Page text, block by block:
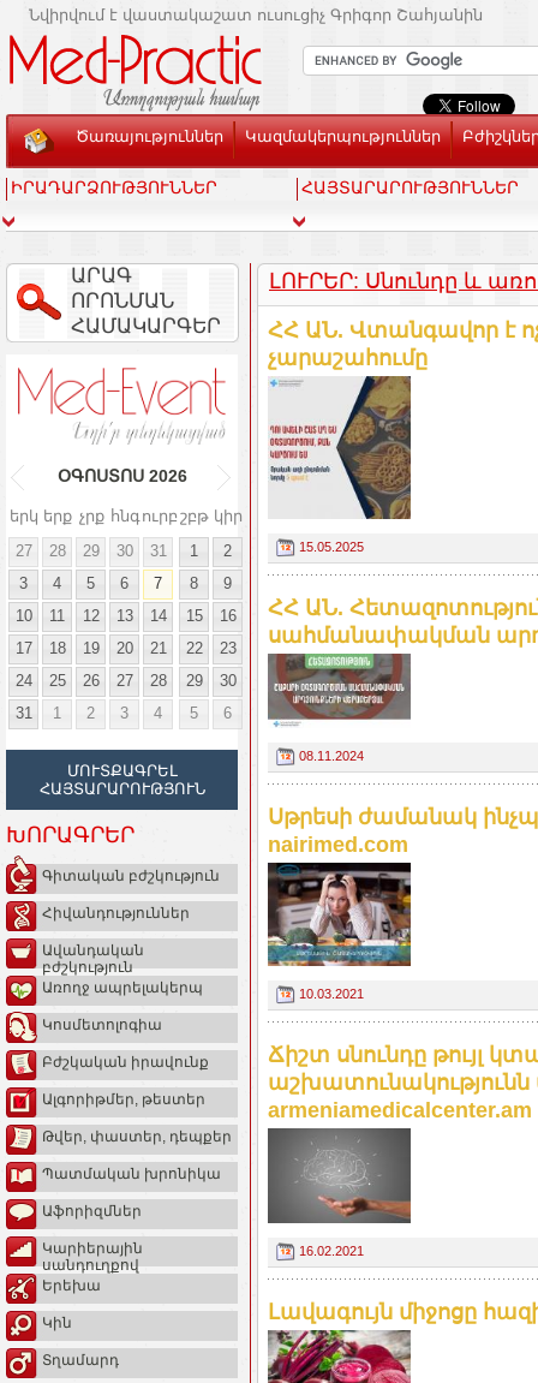
Նվիրվում է վաստակաշատ ուսուցիչ Գրիգոր Շահյանին
Ծառայություններ Կազմակերպություններ
ԻՐԱԴԱՐՁՈՒԹՅՈՒՆՆԵՐ ՀԱՅՏԱՐԱՐՈՒԹՅՈՒՆՆԵՐ
ԱՐԱԳ
ՈՐՈՆՄԱՆ
ՀԱՄԱԿԱՐԳԵՐ
ՕԳՈՍՏՈՍ 2026
երկ երք չրք հնգուրբ շբթ կիր
27
28 29 30 31 1
2
3
4 5 6 7 8
9
10
11 12 13 14 15
16
17
18 19 20 21 22
23
24
25 26 27 28 29
30
31
1 2 3 4 5 6
ՄՈՒՏՔԱԳՐԵԼ
ՀԱՅՏԱՐԱՐՈՒԹՅՈՒՆ
ԽՈՐԱԳՐԵՐ
Գիտական բժշկություն
Հիվանդություններ
Ավանդական
բժշկություն
Առողջ ապրելակերպ
Կոսմետոլոգիա
Բժշկական իրավունք
Ալգորիթմեր, թեստեր
Թվեր, փաստեր, դեպքեր
Պատմական խրոնիկա
Աֆորիզմներ
Կարիերային
սանդուղքով
Երեխա
Կին
Տղամարդ
ԼՈՒՐԵՐ: Սնունդը և
ՀՀ ԱՆ. Վտանգավոր է
չարաշահումը
15.05.2025
ՀՀ ԱՆ.
սահմանափակման
08.11.2024
Սթրեսի ժամանակ
nairimed.com
10.03.2021
Ճիշտ սնունդը թույլ
աշխատունակությունն
armeniamedicalcenter.am
16.02.2021
Լավագույն միջոցը